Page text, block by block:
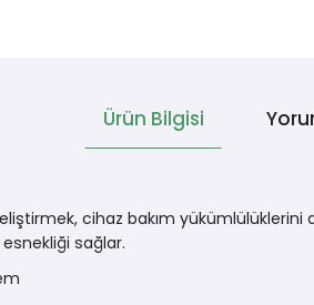
Ürün Bilgisi
cihaz bakım
sağlar.